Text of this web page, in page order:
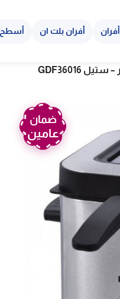
أفران أفران بلت ان أسطح
ضمان
عامين